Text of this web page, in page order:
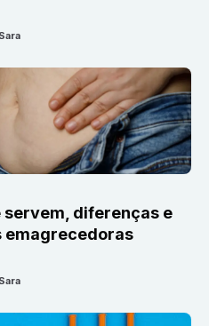
servem, diferenças e
emagrecedoras